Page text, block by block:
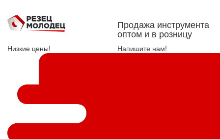
Продажа инструмента
оптом и в розницу
Низкие цены! Напишите нам!